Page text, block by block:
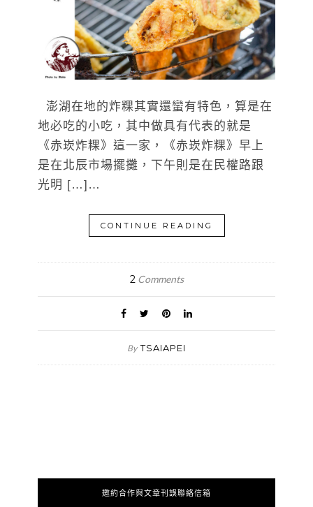
澎湖在地的炸粿其實還蠻有特色，算是在
地必吃的小吃，其中做具有代表的就是
《赤崁炸粿》這一家，《赤崁炸粿》早上
是在北辰市場擺攤，下午則是在民權路跟
光明 […]…
CONTINUE READING
2 Comments
By TSAIAPEI
邀約合作與文章刊誤聯絡信箱